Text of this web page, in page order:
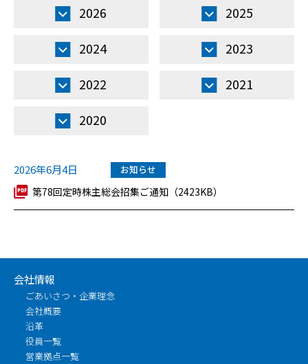
2026
2025
2024
2023
2022
2021
2020
2026年6月4日 お知らせ
第78回定時株主総会招集ご通知（2423KB）
会社情報
ごあいさつ・企業理念
会社概要
沿革
役員一覧
営業拠点一覧